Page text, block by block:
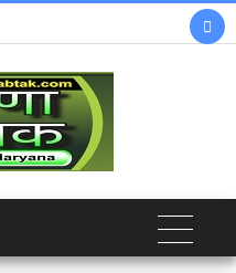
